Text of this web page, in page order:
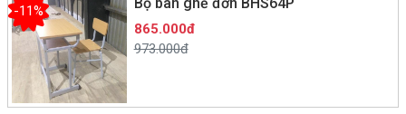
-11%
865.000đ
973.000đ